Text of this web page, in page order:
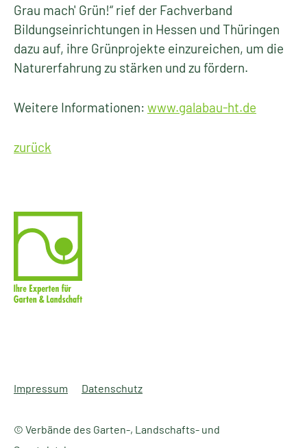
Grau mach' Grün!“ rief der Fachverband
Bildungseinrichtungen in Hessen und Thüringen
dazu auf, ihre Grünprojekte einzureichen, um die
Naturerfahrung zu stärken und zu fördern.
Weitere Informationen: www.galabau-ht.de
zurück
© Verbände des Garten-, Landschafts- und
Impressum Datenschutz